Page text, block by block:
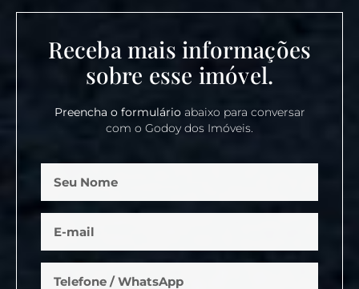
Receba mais informações
sobre esse imóvel.
Preencha o formulárioabaixo para conversar
com o Godoy dos Imóveis.